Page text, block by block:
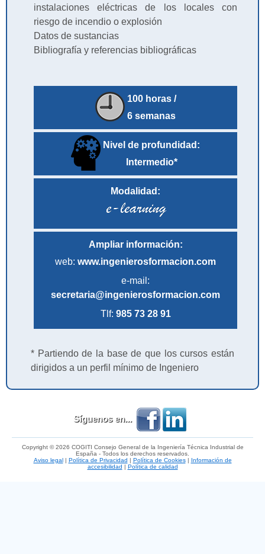
instalaciones eléctricas de los locales con
riesgo de incendio o explosión
Datos de sustancias
Bibliografía y referencias bibliográficas
100 horas /
6 semanas
Nivel de profundidad:
Intermedio*
Modalidad:
Ampliar información:
web: www.ingenierosformacion.com
e-mail:
secretaria@ingenierosformacion.com
Tlf: 985 73 28 91
* Partiendo de la base de que los cursos están
dirigidos a un perfil mínimo de Ingeniero
Síguenos en...
Copyright © 2026 COGITI Consejo General de la Ingeniería Técnica Industrial de
España - Todos los derechos reservados.
Aviso legal
Política de Privacidad Política de Cookies|
Información de
accesibilidad
Política de calidad